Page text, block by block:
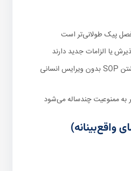
پیک طولانی‌تر است
یا الزامات جدید دارند
هوش مصنوعی در نوشتن SOP بدون ویرایس انسانی
ممنوعیت چندساله می‌شود
واقع‌بینانه)